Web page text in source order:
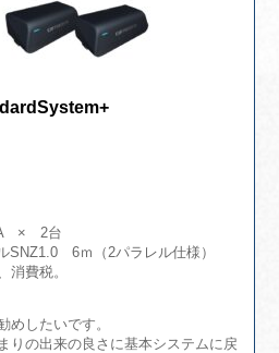
× 2台
SNZ1.0 6ｍ（2パラレル仕様）
消費税。
めしたいです。
りの出来の良さに基本システムに戻